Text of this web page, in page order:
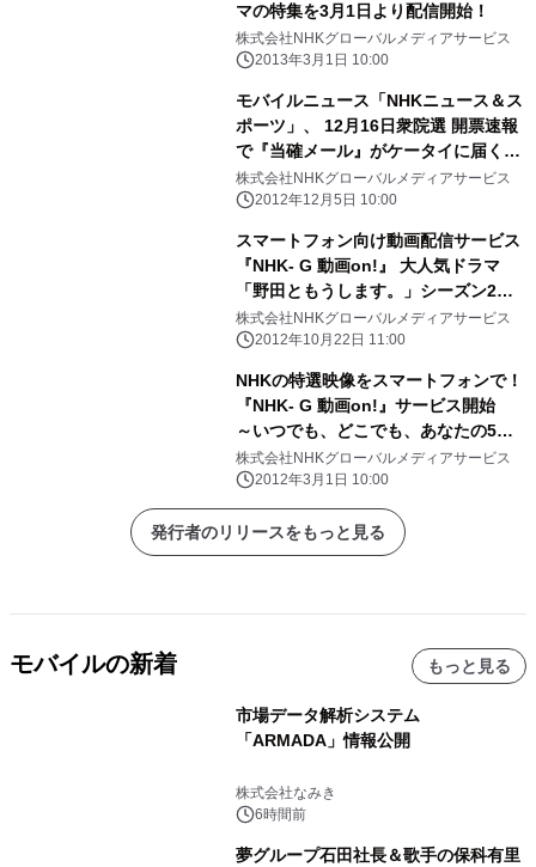
マの特集を3月1日より配信開始！
株式会社NHKグローバルメディアサービス
2013年3月1日 10:00
モバイルニュース「NHKニュース＆ス
ポーツ」、 12月16日衆院選 開票速報
で『当確メール』がケータイに届くサ
ービス実施
株式会社NHKグローバルメディアサービス
2012年12月5日 10:00
スマートフォン向け動画配信サービス
『NHK- G 動画on!』 大人気ドラマ
「野田ともうします。」シーズン2
配信開始！！
株式会社NHKグローバルメディアサービス
2012年10月22日 11:00
NHKの特選映像をスマートフォンで！
『NHK- G 動画on!』サービス開始
～いつでも、どこでも、あなたの5分
を有効活用！～
株式会社NHKグローバルメディアサービス
2012年3月1日 10:00
発行者のリリースをもっと見る
モバイルの新着 もっと見る
市場データ解析システム
「ARMADA」情報公開
株式会社なみき
6時間前
夢グループ石田社長＆歌手の保科有里